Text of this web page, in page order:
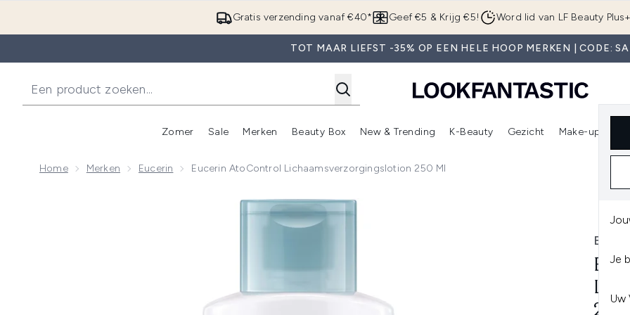
Overslaan naar de hoofdinhoud
Gratis verzending vanaf €40* Geef €5 & Krijg €5! Word lid van LF Beauty Plus+
TOT MAAR LIEFST -35% OP EEN HELE HOOP MERKEN | CODE:
Je
Uw
Zomer
Enter submenu (Zomer)
Sale
Enter submenu (Sale)
Merken
Enter submenu (Merken)
Beauty Box
Enter submenu (Beauty Box)
New & Trending
Enter submenu (New & Trending)
K-Beauty
Enter submenu (K-Beauty)
Gezicht Make-up
Home Merken Eucerin Eucerin AtoControl Lichaamsverzorgingslotion 250 Ml
Now showing image 1 Eucerin AtoControl Lichaamsverzorgingslotion 250 ml
250